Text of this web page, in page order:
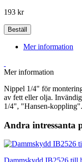
193 kr
Beställ
Mer information
Mer information
Nippel 1/4" för
av fett eller olja.
1/4", "Hansen-
Andra intressanta